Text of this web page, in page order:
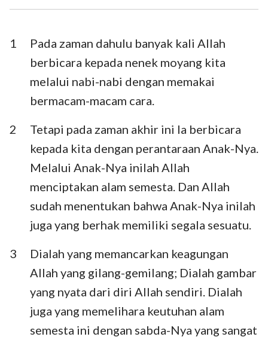
I Timotius II Timotius
Titus Filemon
Ibrani Yakobus
II Petrus
III Yohanes Yudas
Wahyu
1
Pada zaman dahulu banyak kali Allah
berbicara kepada nenek moyang kita
melalui nabi-nabi dengan memakai
bermacam-macam cara.
2
Tetapi pada zaman akhir ini Ia berbicara
kepada kita dengan perantaraan Anak-Nya.
Melalui Anak-Nya inilah Allah
menciptakan alam semesta. Dan Allah
sudah menentukan bahwa Anak-Nya inilah
juga yang berhak memiliki segala sesuatu.
3
Dialah yang memancarkan keagungan
Allah yang gilang-gemilang; Dialah gambar
yang nyata dari diri Allah sendiri. Dialah
juga yang memelihara keutuhan alam
semesta ini dengan sabda-Nya yang sangat